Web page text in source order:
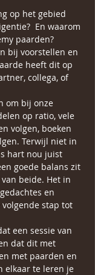
op het gebied
En waarom
paarden?
bij voorstellen en
heeft dit op
collega, of
om bij onze
op ratio, vele
volgen, boeken
Terwijl niet in
hart nou juist
goede balans zit
beide. Het in
en
stap tot
een sessie van
dat dit met
met paarden en
elkaar te leren je